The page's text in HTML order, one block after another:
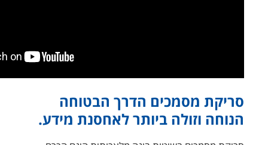
סריקת מסמכים הדרך הבטוחה
הנוחה וזולה ביותר לאחסנת מידע.